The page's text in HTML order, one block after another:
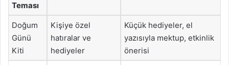
Teması
Doğum
Günü
Kiti
Kişiye özel
hatıralar ve
hediyeler
Küçük hediyeler, el
yazısıyla mektup, etkinlik
önerisi